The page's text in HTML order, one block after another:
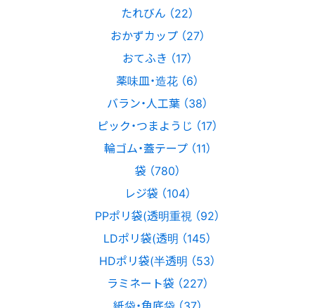
たれびん （22）
おかずカップ （27）
おてふき （17）
薬味皿・造花 （6）
バラン・人工葉 （38）
ピック・つまようじ （17）
輪ゴム・蓋テープ （11）
袋 （780）
レジ袋 （104）
PPポリ袋(透明重視 （92）
LDポリ袋(透明 （145）
HDポリ袋(半透明 （53）
ラミネート袋 （227）